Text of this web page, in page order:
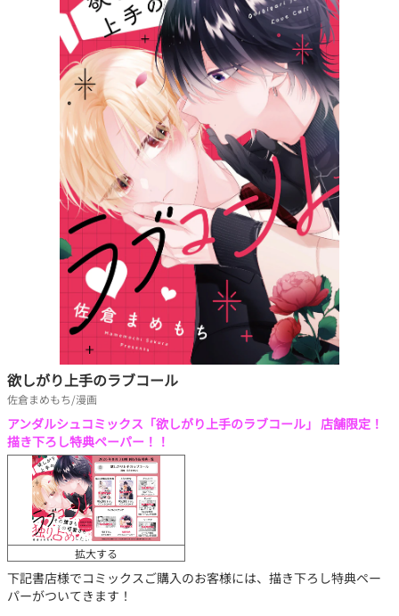
欲しがり上手のラブコール
佐倉まめもち/漫画
アンダルシュコミックス「欲しがり上手のラブコール」 店舗限定！
描き下ろし特典ペーパー！！
拡大する
下記書店様でコミックスご購入のお客様には、描き下ろし特典ペー
パーがついてきます！